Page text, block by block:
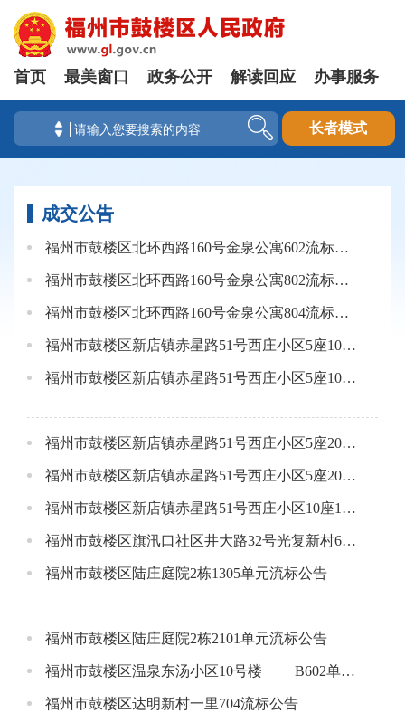
首页 最美窗口 政务公开 解读回应 办事服务
长者模式
成交公告
福州市鼓楼区北环西路160号金泉公寓602流标公告
福州市鼓楼区北环西路160号金泉公寓802流标公告
福州市鼓楼区北环西路160号金泉公寓804流标公告
福州市鼓楼区新店镇赤星路51号西庄小区5座101流标公告
福州市鼓楼区新店镇赤星路51号西庄小区5座103流标公告
福州市鼓楼区新店镇赤星路51号西庄小区5座202流标公告
福州市鼓楼区新店镇赤星路51号西庄小区5座204流标公告
福州市鼓楼区新店镇赤星路51号西庄小区10座1801流标公告
福州市鼓楼区旗汛口社区井大路32号光复新村6座3层流标公告
福州市鼓楼区陆庄庭院2栋1305单元流标公告
福州市鼓楼区陆庄庭院2栋2101单元流标公告
福州市鼓楼区温泉东汤小区10号楼 B602单元流标公告
福州市鼓楼区达明新村一里704流标公告